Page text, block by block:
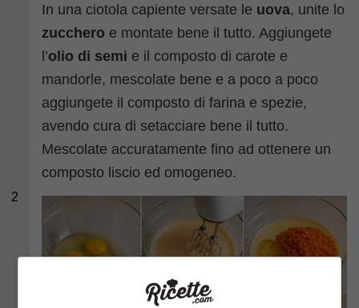
2
In una ciotola capiente versate le uova, unite lo
zucchero e montate bene il tutto. Aggiungete
l’olio di semi e il composto di carote e
mandorle, mescolate bene e a poco a poco
aggiungete il composto di farina e spezie,
avendo cura di setacciare bene il tutto.
Mescolate accuratamente fino ad ottenere un
composto liscio ed omogeneo.